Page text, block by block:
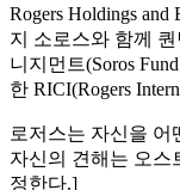
Rogers Holdings and
지 소로스와 함께 퀀
니지먼트(Soros
한 RICI(Rogers
로저스는 자신을
자신의 견해는 오스
정한다.]